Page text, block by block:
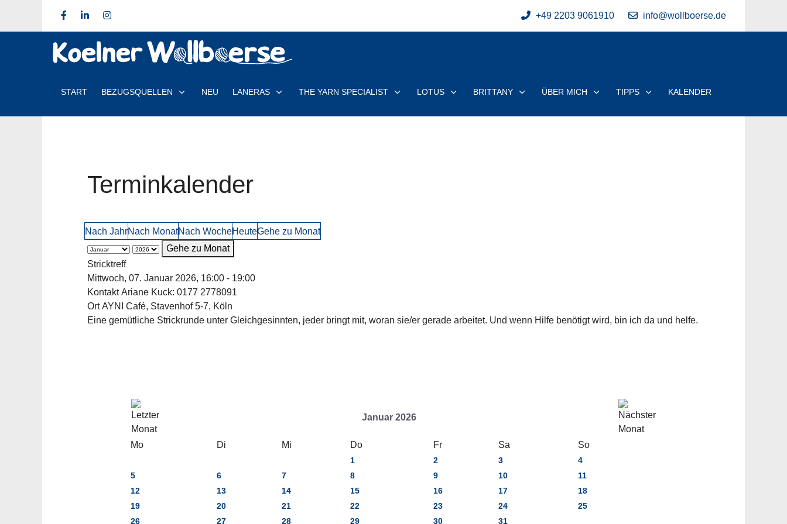
+49 2203 9061910 info@wollboerse.de
START BEZUGSQUELLEN NEU LANERAS THE YARN SPECIALIST LOTUS BRITTANY ÜBER MICH TIPPS KALENDER
Terminkalender
Nach JahrNach MonatNach WocheHeuteGehe zu Monat
Gehe zu Monat
Stricktreff
Mittwoch, 07. Januar 2026, 16:00 - 19:00
KontaktAriane Kuck: 0177 2778091
OrtAYNI Café, Stavenhof 5-7, Köln
Eine gemütliche Strickrunde unter Gleichgesinnten, jeder bringt mit, woran sie/er gerade arbeitet. Und wenn Hilfe benötigt wird, bin ich da und helfe.
Januar 2026
Mo Di Mi Do Fr Sa So
1 2 3
4
5
6 7 8 9 10
11
12
13 14 15 16 17
18
19
20 21 22 23 24
25
26
27 28 29 30 31